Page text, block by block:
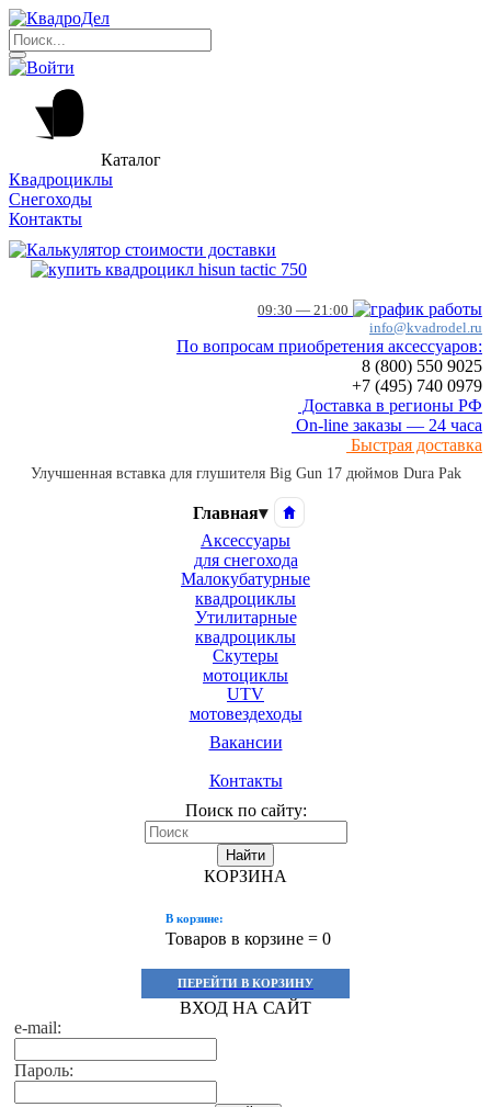
Каталог
Квадроциклы
Снегоходы
Контакты
09:30 — 21:00
info@kvadrodel.ru
По вопросам приобретения аксессуаров:
8 (800) 550 9025
+7 (495) 740 0979
Доставка в регионы РФ
On-line заказы — 24 часа
Быстрая доставка
Улучшенная вставка для глушителя Big Gun 17 дюймов Dura Pak
Главная▾
Аксессуары
для снегохода
Малокубатурные
квадроциклы
Утилитарные
квадроциклы
Скутеры
мотоциклы
UTV
мотовездеходы
Вакансии
Контакты
Поиск по сайту:
Найти
КОРЗИНА
В корзине:
Товаров в корзине = 0
ПЕРЕЙТИ В КОРЗИНУ
ВХОД НА САЙТ
e-mail:
Пароль: